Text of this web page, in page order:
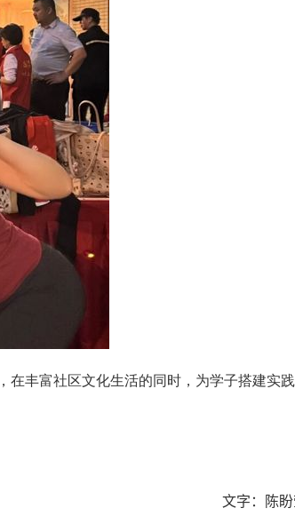
丰富社区文化生活的同时，为学子搭建实
文字：陈